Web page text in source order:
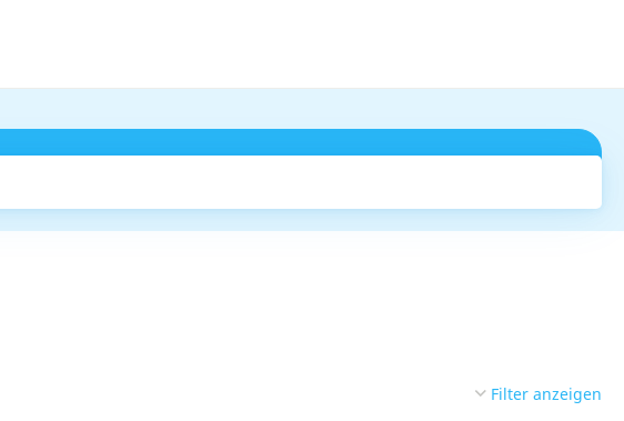
Filter anzeigen